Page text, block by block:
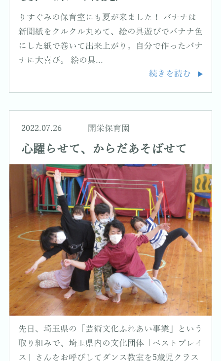
りすぐみの保育室にも夏が来ました！ バナナは
新聞紙をクルクル丸めて、絵の具遊びでバナナ色
にした紙で巻いて出来上がり。自分で作ったバナ
ナに大喜び。 絵の具...
続きを読む
2022.07.26 開栄保育園
心躍らせて、からだあそばせて
先日、埼玉県の「芸術文化ふれあい事業」という
取り組みで、埼玉県内の文化団体「ベストプレイ
ス」さんをお呼びしてダンス教室を5歳児クラス